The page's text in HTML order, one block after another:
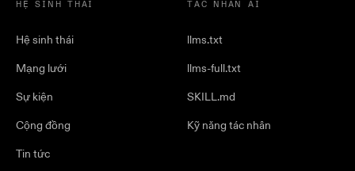
HỆ SINH THÁI
Hệ sinh thái
Mạng lưới
Sự kiện
Cộng đồng
Tin tức
TÁC NHÂN AI
llms.txt
llms-full.txt
SKILL.md
Kỹ năng tác nhân